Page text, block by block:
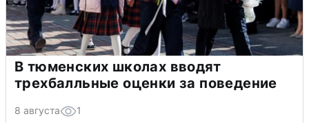
В тюменских школах вводят
трехбалльные оценки за поведение
8 августа 1